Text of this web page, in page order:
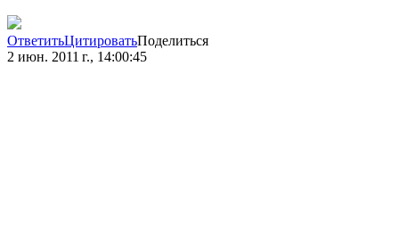
ОтветитьЦитироватьПоделиться
2 июн. 2011 г., 14:00:45